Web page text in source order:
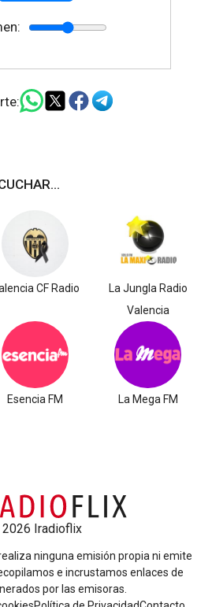
CF Radio
La Jungla Radio
Valencia
Esencia FM La Mega FM
Iradioflix
ninguna emisión propia ni emite
e incrustamos enlaces de
por las emisoras.